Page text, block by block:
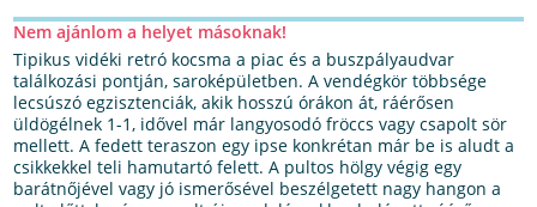
Nem ajánlom a helyet másoknak!
Tipikus vidéki retró kocsma a piac és a buszpályaudvar
találkozási pontján, saroképületben. A vendégkör többsége
lecsúszó egzisztenciák, akik hosszú órákon át, ráérősen
üldögélnek 1-1, idővel már langyosodó fröccs vagy csapolt sör
mellett. A fedett teraszon egy ipse konkrétan már be is aludt a
csikkekkel teli hamutartó felett. A pultos hölgy végig egy
barátnőjével vagy jó ismerősével beszélgetett nagy hangon a